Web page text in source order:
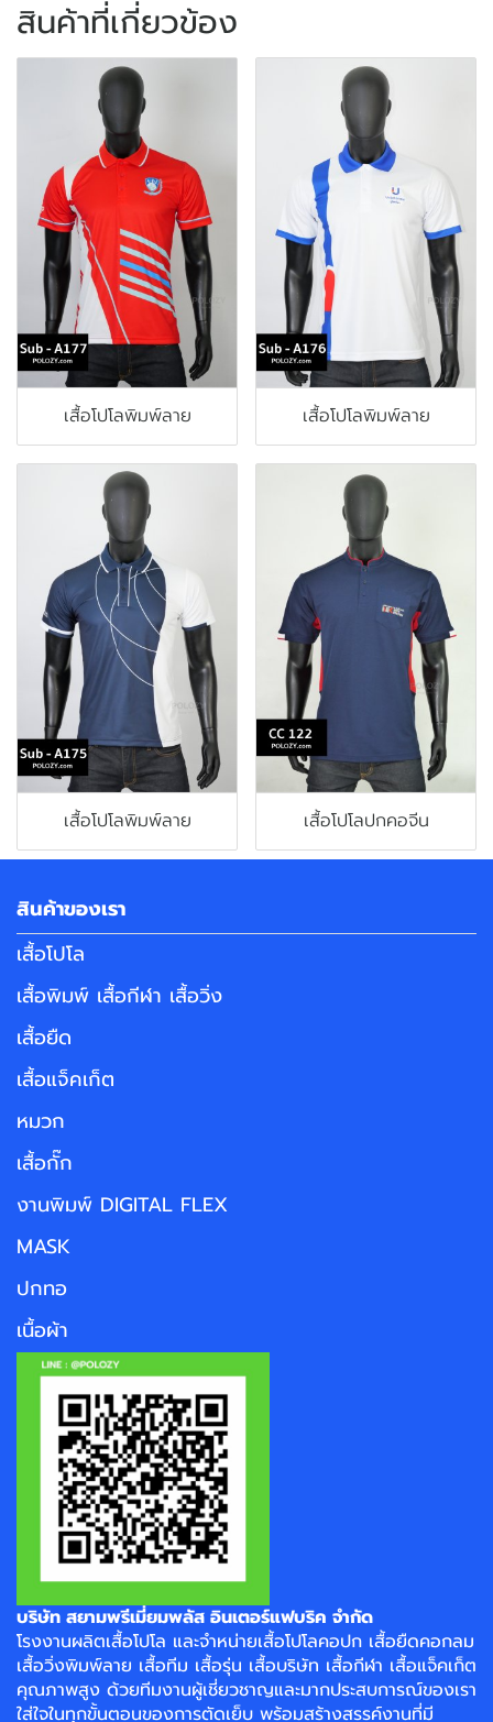
สินค้าที่เกี่ยวข้อง
เสื้อโปโลพิมพ์ลาย เสื้อโปโลพิมพ์ลาย
เสื้อโปโลพิมพ์ลาย เสื้อโปโลปกคอจีน
สินค้าของเรา
เสื้อโปโล
เสื้อพิมพ์ เสื้อกีฬา เสื้อวิ่ง
เสื้อยืด
เสื้อแจ็คเก็ต
หมวก
เสื้อกั๊ก
งานพิมพ์ DIGITAL FLEX
MASK
ปกทอ
เนื้อผ้า
บริษัท สยามพรีเมี่ยมพลัส อินเตอร์แฟบริค จำกัด
โรงงานผลิตเสื้อโปโล และจำหน่ายเสื้อโปโลคอปก เสื้อยืดคอกลม
เสื้อวิ่งพิมพ์ลาย เสื้อทีม เสื้อรุ่น เสื้อบริษัท เสื้อกีฬา เสื้อแจ็คเก็ต
คุณภาพสูง ด้วยทีมงานผู้เชี่ยวชาญและมากประสบการณ์ของเรา
ใส่ใจในทุกขั้นตอนของการตัดเย็บ พร้อมสร้างสรรค์งานที่มี